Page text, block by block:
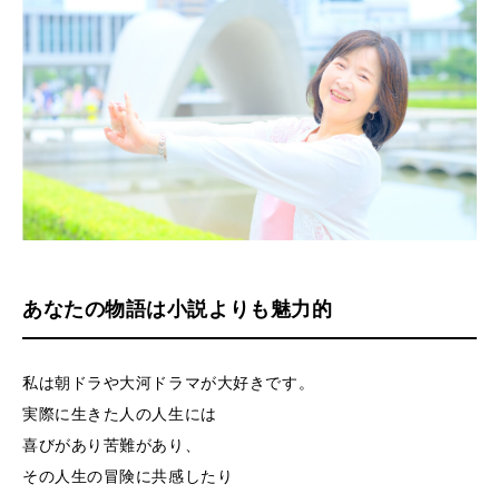
あなたの物語は小説よりも魅力的
私は朝ドラや大河ドラマが大好きです。
実際に生きた人の人生には
喜びがあり苦難があり、
その人生の冒険に共感したり